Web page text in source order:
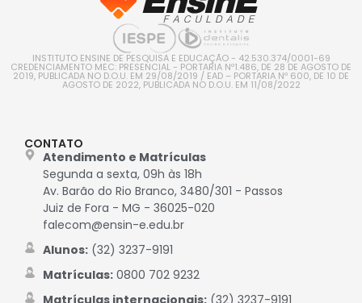
INSTITUTO ENSINE DE PESQUISA E EDUCAÇÃO - 42.530.374/0001-69
CREDENCIAMENTO MEC: PRESENCIAL - PORTARIA Nº1.486, DE 28 DE AGOSTO DE
2019, PUBLICADA NO D.O.U. EM 29/08/2019 / EAD – PORTARIA Nº 600, DE 10 DE
AGOSTO DE 2022, PUBLICADA NO D.O.U. EM 11/08/2022
CONTATO
Atendimento e Matrículas
Segunda a sexta, 09h às 18h
Av. Barão do Rio Branco, 3480/301 - Passos
Juiz de Fora - MG - 36025-020
falecom@ensin-e.edu.br
Alunos:(32) 3237-9191
Matrículas:0800 702 9232